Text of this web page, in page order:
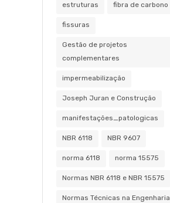
estruturas fibra de carbono
fissuras
Gestão de projetos
complementares
impermeabilização
Joseph Juran e Construção
manifestações_patologicas
NBR 6118 NBR 9607
norma 6118 norma 15575
Normas NBR 6118 e NBR 15575
Normas Técnicas na Engenharia